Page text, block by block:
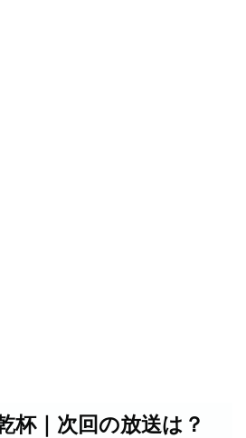
杯｜次回の放送は？